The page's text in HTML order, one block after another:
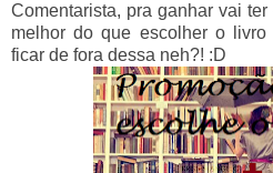
Comentarista, pra ganhar vai
melhor do que escolher o
ficar de fora dessa neh?! :D